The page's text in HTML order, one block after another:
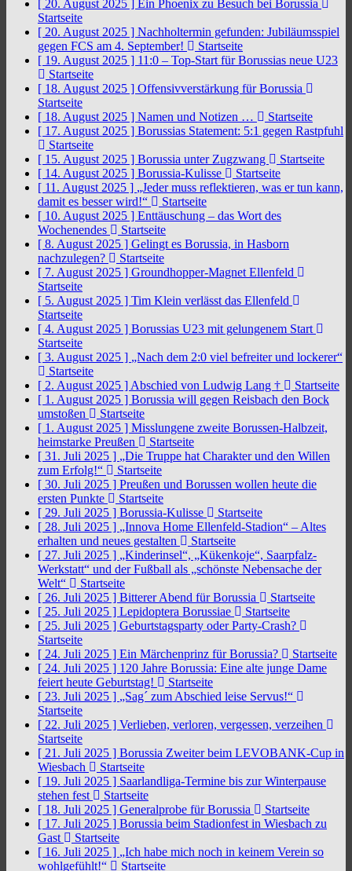
[ 20. August 2025 ] Ein Phoenix zu Besuch bei Borussia
Startseite
[ 20. August 2025 ] Nachholtermin gefunden: Jubiläumsspiel
gegen FCS am 4. September!
Startseite
[ 19. August 2025 ] 11:0 – Top-Start für Borussias neue U23
Startseite
[ 18. August 2025 ] Offensivverstärkung für Borussia
Startseite
[ 18. August 2025 ] Namen und Notizen …
Startseite
[ 17. August 2025 ] Borussias Statement: 5:1 gegen Rastpfuhl
Startseite
[ 15. August 2025 ] Borussia unter Zugzwang
Startseite
[ 14. August 2025 ] Borussia-Kulisse
Startseite
[ 11. August 2025 ] „Jeder muss reflektieren, was er tun kann,
damit es besser wird!“
Startseite
[ 10. August 2025 ] Enttäuschung – das Wort des
Wochenendes
Startseite
[ 8. August 2025 ] Gelingt es Borussia, in Hasborn
nachzulegen?
Startseite
[ 7. August 2025 ] Groundhopper-Magnet Ellenfeld
Startseite
[ 5. August 2025 ] Tim Klein verlässt das Ellenfeld
Startseite
[ 4. August 2025 ] Borussias U23 mit gelungenem Start
Startseite
[ 3. August 2025 ] „Nach dem 2:0 viel befreiter und lockerer“
Startseite
[ 2. August 2025 ] Abschied von Ludwig Lang †
Startseite
[ 1. August 2025 ] Borussia will gegen Reisbach den Bock
umstoßen
Startseite
[ 1. August 2025 ] Misslungene zweite Borussen-Halbzeit,
heimstarke Preußen
Startseite
[ 31. Juli 2025 ] „Die Truppe hat Charakter und den Willen
zum Erfolg!“
Startseite
[ 30. Juli 2025 ] Preußen und Borussen wollen heute die
ersten Punkte
Startseite
[ 29. Juli 2025 ] Borussia-Kulisse
Startseite
[ 28. Juli 2025 ] „Innova Home Ellenfeld-Stadion“ – Altes
erhalten und neues gestalten
Startseite
[ 27. Juli 2025 ] „Kinderinsel“, „Kükenkoje“, Saarpfalz-
Werkstatt“ und der Fußball als „schönste Nebensache der
Welt“
Startseite
[ 26. Juli 2025 ] Bitterer Abend für Borussia
Startseite
[ 25. Juli 2025 ] Lepidoptera Borussiae
Startseite
[ 25. Juli 2025 ] Geburtstagsparty oder Party-Crash?
Startseite
[ 24. Juli 2025 ] Ein Märchenprinz für Borussia?
Startseite
[ 24. Juli 2025 ] 120 Jahre Borussia: Eine alte junge Dame
feiert heute Geburtstag!
Startseite
[ 23. Juli 2025 ] „Sag´ zum Abschied leise Servus!“
Startseite
[ 22. Juli 2025 ] Verlieben, verloren, vergessen, verzeihen
Startseite
[ 21. Juli 2025 ] Borussia Zweiter beim LEVOBANK-Cup in
Wiesbach
Startseite
[ 19. Juli 2025 ] Saarlandliga-Termine bis zur Winterpause
stehen fest
Startseite
[ 18. Juli 2025 ] Generalprobe für Borussia
Startseite
[ 17. Juli 2025 ] Borussia beim Stadionfest in Wiesbach zu
Gast
Startseite
[ 16. Juli 2025 ] „Ich habe mich noch in keinem Verein so
wohlgefühlt!“
Startseite